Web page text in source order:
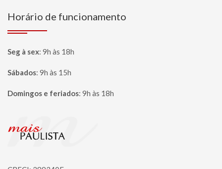
Horário de funcionamento
Seg à sex: 9h às 18h
Sábados: 9h às 15h
Domingos e feriados: 9h às 18h
Página inicial